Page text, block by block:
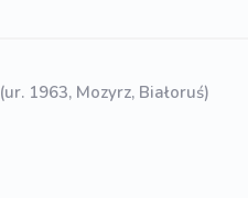
(ur. 1963, Mozyrz, Białoruś)